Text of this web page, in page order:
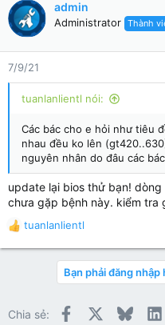
c
t
o
n
admin
Administrator Thành
7/9/21
tuanlanlientl nói:
Các bác cho e hỏi như tiêu
nhau đều ko lên
nguyên nhân do đâu các
update lại bios thử bạn!
chưa gặp bệnh này. kiểm tra
R
e
o
tuanlanlientl
Bạn phải đăng
Chia sẻ: Facebook